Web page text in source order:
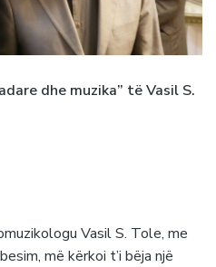
dhe muzika” të Vasil S.
Vasil S. Tole, me
më kërkoi t’i bëja një